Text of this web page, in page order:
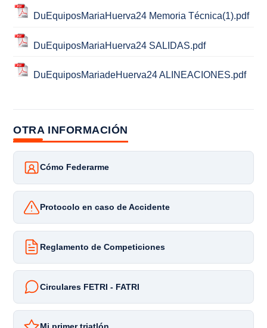
DuEquiposMariaHuerva24 Memoria Técnica(1).pdf
DuEquiposMariaHuerva24 SALIDAS.pdf
DuEquiposMariadeHuerva24 ALINEACIONES.pdf
OTRA INFORMACIÓN
Cómo Federarme
Protocolo en caso de Accidente
Reglamento de Competiciones
Circulares FETRI - FATRI